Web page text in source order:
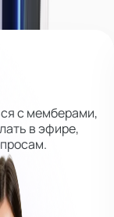
с мемберами,
в эфире,